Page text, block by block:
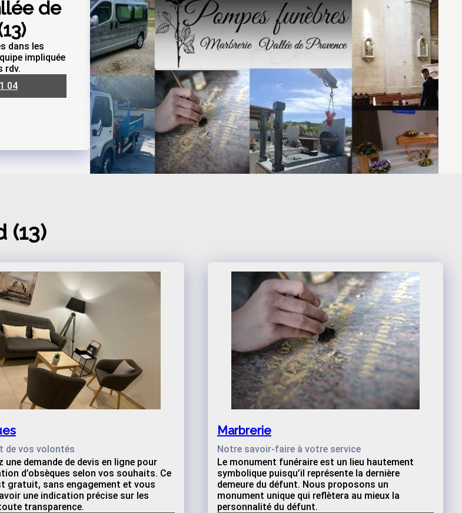
de
dans les
impliquée
rdv.
04
(13)
de vos volontés
une demande de devis en ligne pour
d’obsèques selon vos souhaits. Ce
gratuit, sans engagement et vous
une indication précise sur les
transparence.
Marbrerie
Notre savoir-faire à votre service
Le monument funéraire est un lieu hautement
symbolique puisqu’il représente la dernière
demeure du défunt. Nous proposons un
monument unique qui reflètera au mieux la
personnalité du défunt.